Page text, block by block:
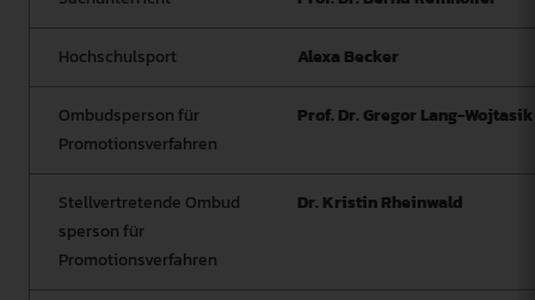
Hochschulsport Alexa Becker
Ombudsperson für
Promotionsverfahren
Prof. Dr. Gregor Lang-Wojtasik
Stellvertretende Ombud
sperson für
Promotionsverfahren
Dr. Kristin Rheinwald